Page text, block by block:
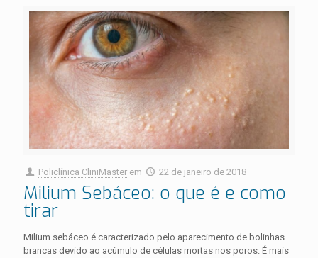
Policlínica CliniMaster em 22 de janeiro de 2018
Milium Sebáceo: o que é e como
tirar
Milium sebáceo é caracterizado pelo aparecimento de bolinhas
brancas devido ao acúmulo de células mortas nos poros. É mais